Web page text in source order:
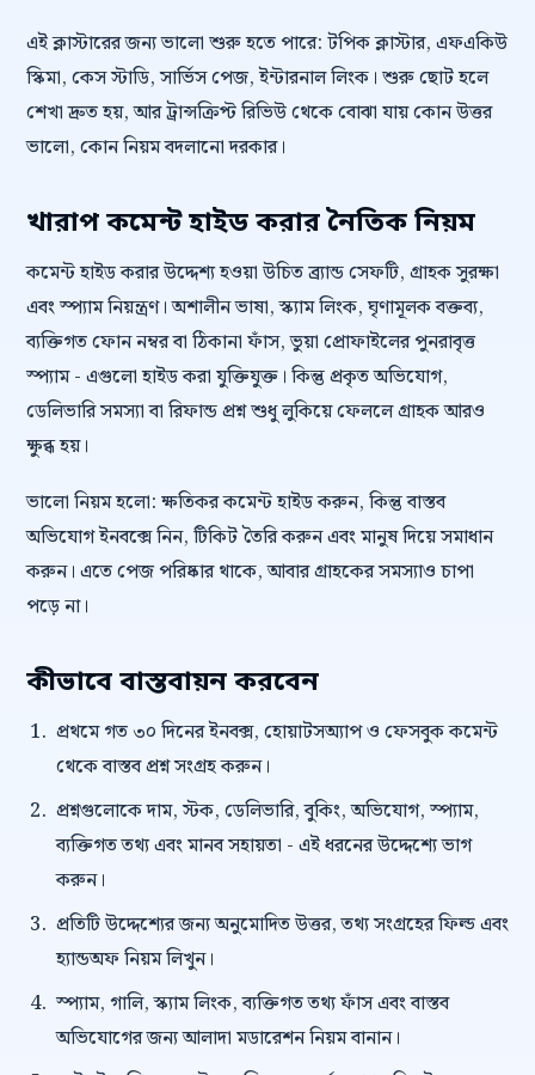
এই ক্লাস্টারের জন্য ভালো শুরু হতে পারে: টপিক ক্লাস্টার, এফএকিউ
স্কিমা, কেস স্টাডি, সার্ভিস পেজ, ইন্টারনাল লিংক। শুরু ছোট হলে
শেখা দ্রুত হয়, আর ট্রান্সক্রিপ্ট রিভিউ থেকে বোঝা যায় কোন উত্তর
ভালো, কোন নিয়ম বদলানো দরকার।
খারাপ কমেন্ট হাইড করার নৈতিক নিয়ম
কমেন্ট হাইড করার উদ্দেশ্য হওয়া উচিত ব্র্যান্ড সেফটি, গ্রাহক সুরক্ষা
এবং স্প্যাম নিয়ন্ত্রণ। অশালীন ভাষা, স্ক্যাম লিংক, ঘৃণামূলক বক্তব্য,
ব্যক্তিগত ফোন নম্বর বা ঠিকানা ফাঁস, ভুয়া প্রোফাইলের পুনরাবৃত্ত
স্প্যাম - এগুলো হাইড করা যুক্তিযুক্ত। কিন্তু প্রকৃত অভিযোগ,
ডেলিভারি সমস্যা বা রিফান্ড প্রশ্ন শুধু লুকিয়ে ফেললে গ্রাহক আরও
ক্ষুব্ধ হয়।
ভালো নিয়ম হলো: ক্ষতিকর কমেন্ট হাইড করুন, কিন্তু বাস্তব
অভিযোগ ইনবক্সে নিন, টিকিট তৈরি করুন এবং মানুষ দিয়ে সমাধান
করুন। এতে পেজ পরিষ্কার থাকে, আবার গ্রাহকের সমস্যাও চাপা
পড়ে না।
কীভাবে বাস্তবায়ন করবেন
প্রথমে গত ৩০ দিনের ইনবক্স, হোয়াটসঅ্যাপ ও ফেসবুক কমেন্ট
থেকে বাস্তব প্রশ্ন সংগ্রহ করুন।
প্রশ্নগুলোকে দাম, স্টক, ডেলিভারি, বুকিং, অভিযোগ, স্প্যাম,
ব্যক্তিগত তথ্য এবং মানব সহায়তা - এই ধরনের উদ্দেশ্যে ভাগ
করুন।
প্রতিটি উদ্দেশ্যের জন্য অনুমোদিত উত্তর, তথ্য সংগ্রহের ফিল্ড এবং
হ্যান্ডঅফ নিয়ম লিখুন।
স্প্যাম, গালি, স্ক্যাম লিংক, ব্যক্তিগত তথ্য ফাঁস এবং বাস্তব
অভিযোগের জন্য আলাদা মডারেশন নিয়ম বানান।